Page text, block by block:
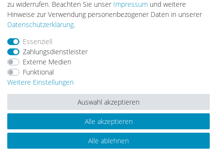
Impressum
Barrierefreiheitserklärung
Vertrag widerrufen
© Copyright 2026 | Alle Rechte vorbehalten.
zu widerrufen. Beachten Sie unser Impressum und weitere
Hinweise zur Verwendung personenbezogener Daten in unserer
Daten­schutz­erklärung.
Essenziell
Zahlungsdienstleister
Externe Medien
Funktional
Weitere Einstellungen
Alle akzeptieren
Alle ablehnen
Auswahl akzeptieren